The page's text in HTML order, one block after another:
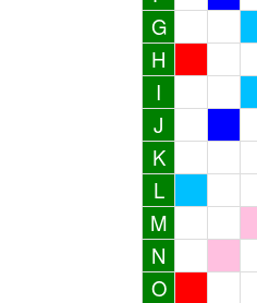
G
H
I
J
K
L
M
N
O